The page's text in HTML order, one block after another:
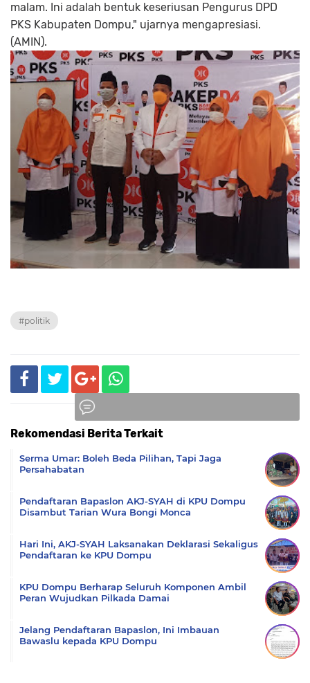
malam. Ini adalah bentuk keseriusan Pengurus DPD
PKS Kabupaten Dompu," ujarnya mengapresiasi.
(AMIN).
#politik
Rekomendasi Berita Terkait
Serma Umar: Boleh Beda Pilihan, Tapi Jaga
Persahabatan
Pendaftaran Bapaslon AKJ-SYAH di KPU Dompu
Disambut Tarian Wura Bongi Monca
Hari Ini, AKJ-SYAH Laksanakan Deklarasi Sekaligus
Pendaftaran ke KPU Dompu
KPU Dompu Berharap Seluruh Komponen Ambil
Peran Wujudkan Pilkada Damai
Jelang Pendaftaran Bapaslon, Ini Imbauan
Bawaslu kepada KPU Dompu